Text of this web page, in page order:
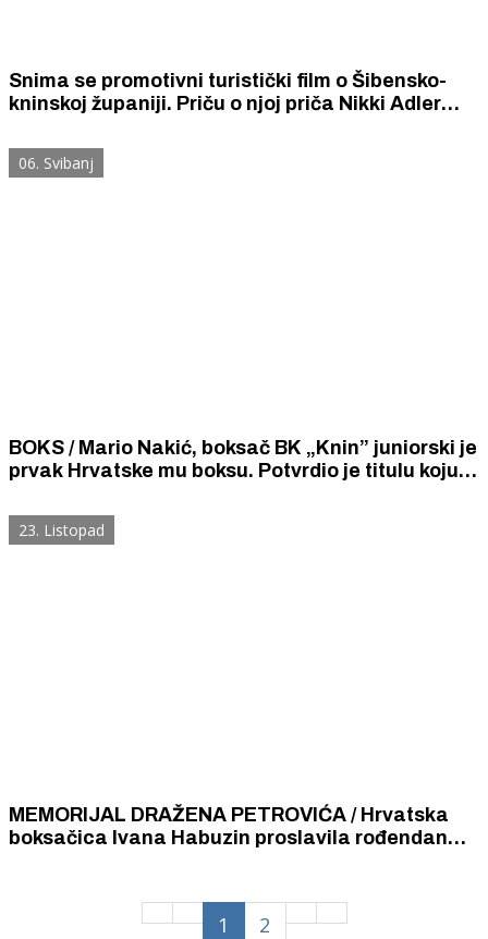
Snima se promotivni turistički film o Šibensko-
kninskoj županiji. Priču o njoj priča Nikki Adler
06. Svibanj
BOKS / Mario Nakić, boksač BK „Knin” juniorski je
prvak Hrvatske mu boksu. Potvrdio je titulu koju je
23. Listopad
MEMORIJAL DRAŽENA PETROVIĆA / Hrvatska
boksačica Ivana Habuzin proslavila rođendan
1 2